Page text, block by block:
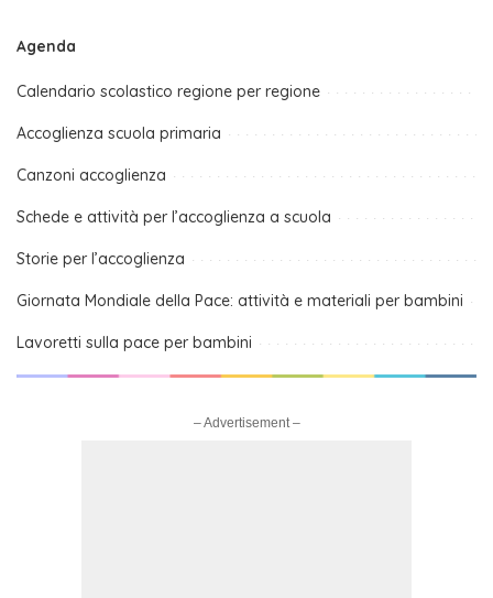
Agenda
Calendario scolastico regione per regione
Accoglienza scuola primaria
Canzoni accoglienza
Schede e attività per l’accoglienza a scuola
Storie per l’accoglienza
Giornata Mondiale della Pace: attività e materiali per bambini
Lavoretti sulla pace per bambini
– Advertisement –